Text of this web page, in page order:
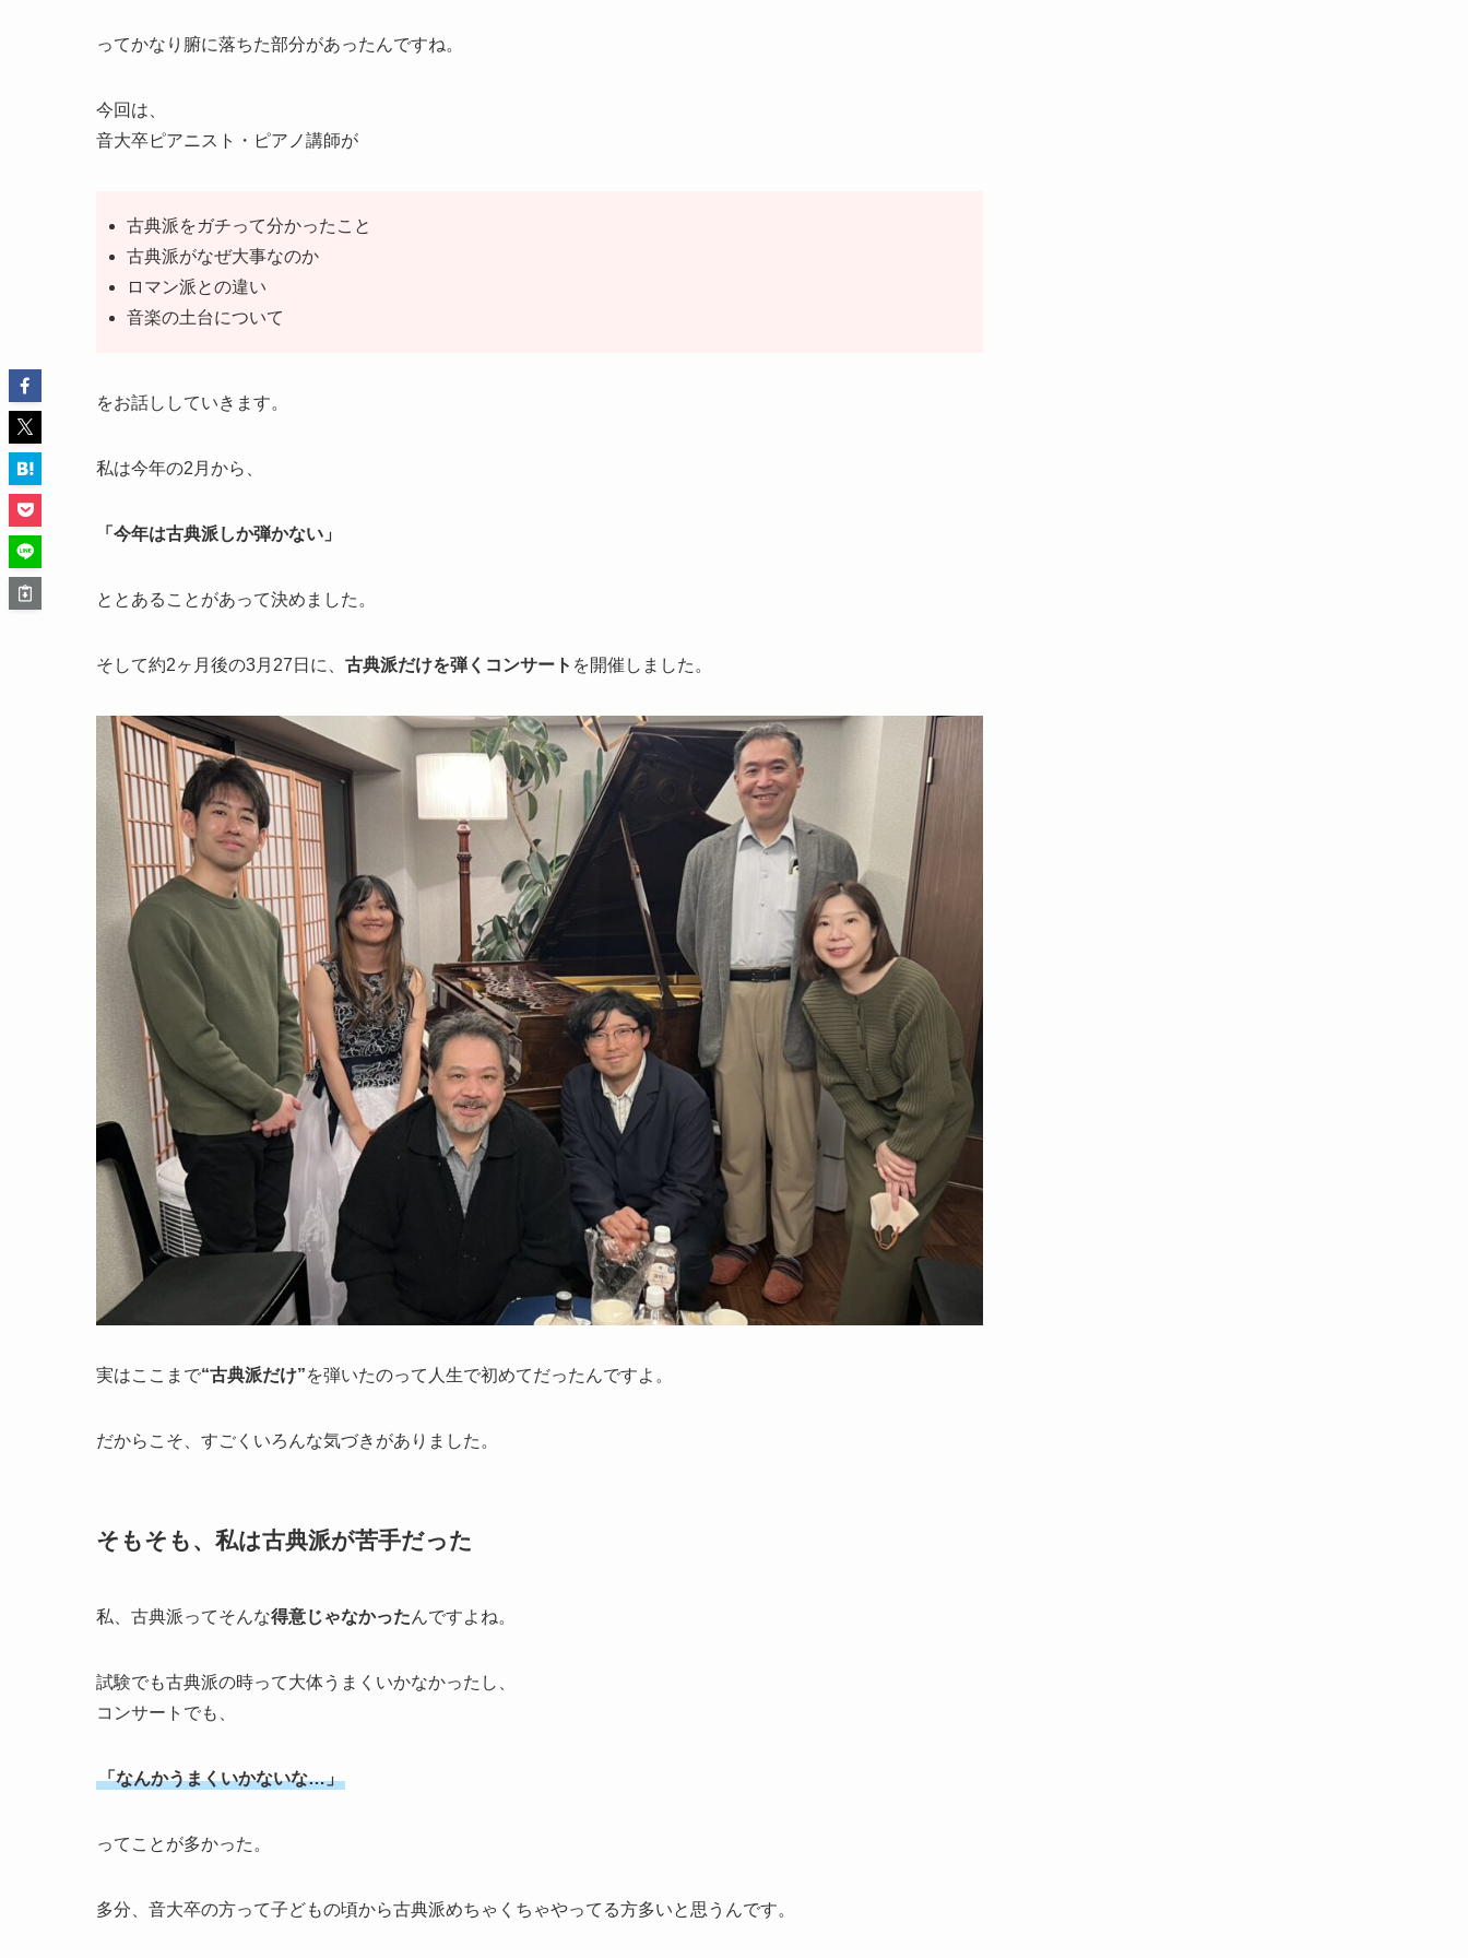
ってかなり腑に落ちた部分があったんですね。
今回は、
音大卒ピアニスト・ピアノ講師が
古典派をガチって分かったこと
古典派がなぜ大事なのか
ロマン派との違い
音楽の土台について
をお話ししていきます。
私は今年の2月から、
「今年は古典派しか弾かない」
ととあることがあって決めました。
そして約2ヶ月後の3月27日に、 古典派だけを弾くコンサート を開催しました。
実はここまで“古典派だけ”を弾いたのって人生で初めてだったんですよ。
だからこそ、すごくいろんな気づきがありました。
そもそも、私は古典派が苦手だった
私、古典派ってそんな得意じゃなかったんですよね。
試験でも古典派の時って大体うまくいかなかったし、
コンサートでも、
「なんかうまくいかないな…」
ってことが多かった。
多分、音大卒の方って子どもの頃から古典派めちゃくちゃやってる方多いと思うんです。